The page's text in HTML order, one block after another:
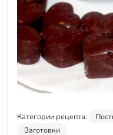
Категории рецепта:
Заготовки